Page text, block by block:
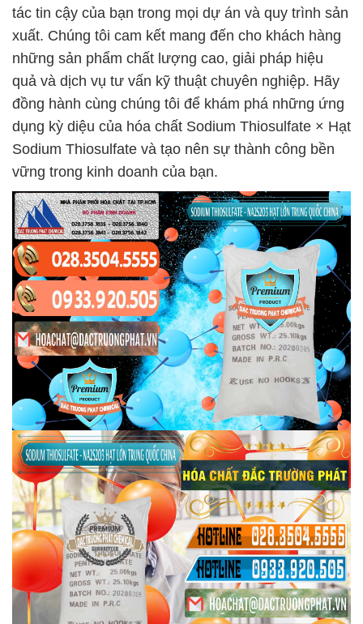
tác tin cậy của bạn trong mọi dự án và quy trình sản
xuất. Chúng tôi cam kết mang đến cho khách hàng
những sản phẩm chất lượng cao, giải pháp hiệu
quả và dịch vụ tư vấn kỹ thuật chuyên nghiệp. Hãy
đồng hành cùng chúng tôi để khám phá những ứng
dụng kỳ diệu của hóa chất Sodium Thiosulfate × Hạt
Sodium Thiosulfate và tạo nên sự thành công bền
vững trong kinh doanh của bạn.